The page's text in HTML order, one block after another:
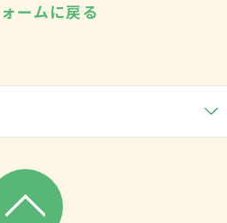
ームに戻る